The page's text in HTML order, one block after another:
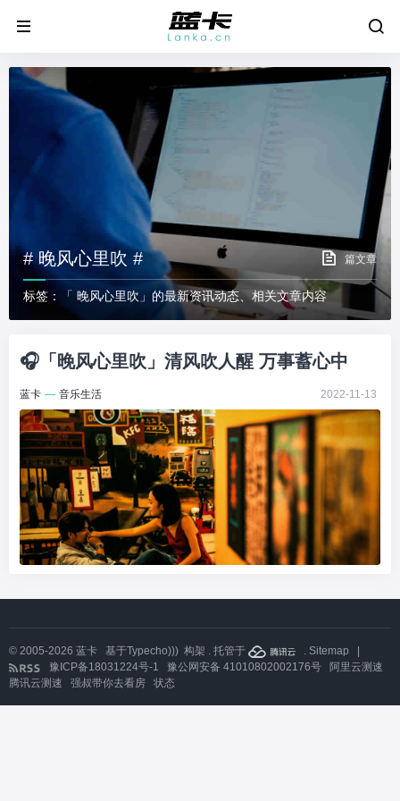
# 晚风心里吹 # 篇文章
标签：「 晚风心里吹」的最新资讯动态、相关文章内容
🎧「晚风心里吹」清风吹人醒 万事蓄心中
蓝卡 — 音乐生活 2022-11-13
© 2005-2026 蓝卡 基于Typecho))) 构架 . 托管于 . Sitemap
豫ICP备18031224号-1
豫公网安备 41010802002176号
阿里云测速
腾讯云测速
强叔带你去看房 状态